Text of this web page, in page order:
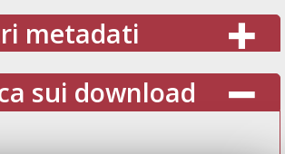
metadati
sui download